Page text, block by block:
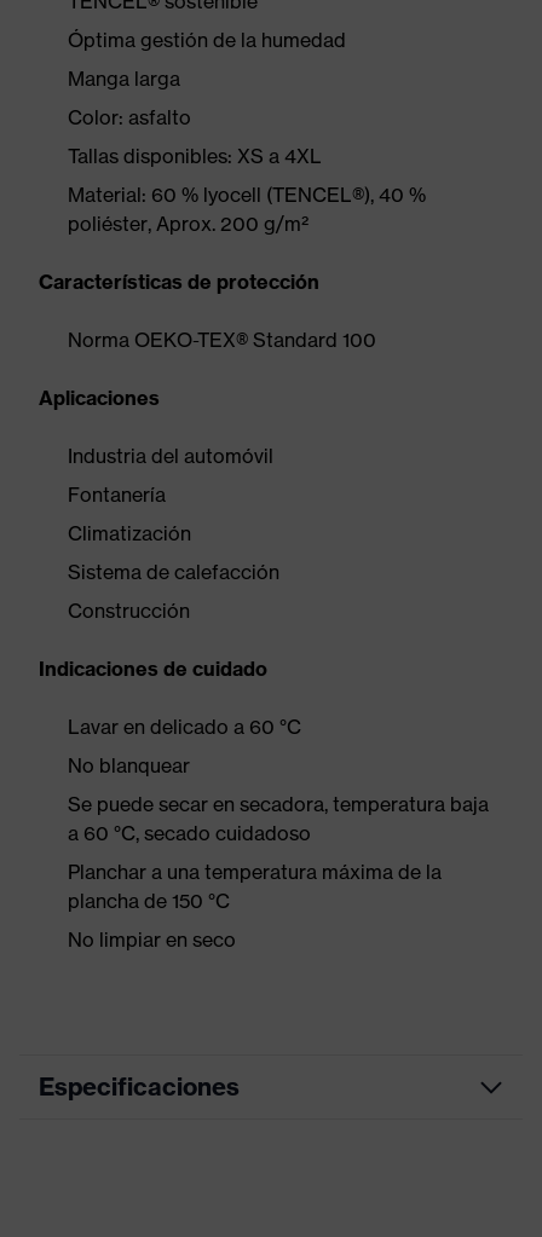
Óptima gestión de la humedad
Manga larga
Color: asfalto
Tallas disponibles: XS a 4XL
Material: 60 % lyocell (TENCEL®), 40 %
poliéster, Aprox. 200 g/m²
Características de protección
Norma OEKO-TEX® Standard 100
Aplicaciones
Industria del automóvil
Fontanería
Climatización
Sistema de calefacción
Construcción
Indicaciones de cuidado
Lavar en delicado a 60 °C
No blanquear
Se puede secar en secadora, temperatura baja
a 60 °C, secado cuidadoso
Planchar a una temperatura máxima de la
plancha de 150 °C
No limpiar en seco
Especificaciones